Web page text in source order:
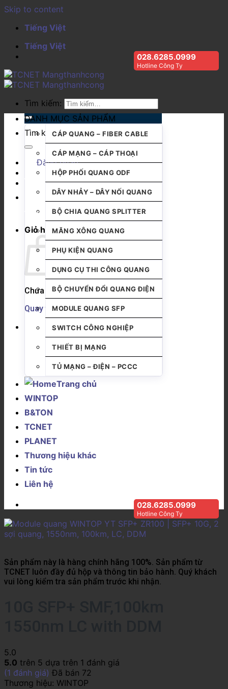
Skip to content
Tiếng Việt
Tiếng Việt
028.6285.0999
Hotline Công Ty
Tìm kiếm:
Tìm kiếm:
Đăng nhập
Giỏ hàng
Chưa có sản phẩm trong giỏ hàng.
Quay trở lại cửa hàng
DANH MỤC SẢN PHẨM
CÁP QUANG – FIBER CABLE
CÁP MẠNG – CÁP THOẠI
HỘP PHỐI QUANG ODF
DÂY NHẢY – DÂY NỐI QUANG
BỘ CHIA QUANG SPLITTER
MĂNG XÔNG QUANG
PHỤ KIỆN QUANG
DỤNG CỤ THI CÔNG QUANG
BỘ CHUYỂN ĐỔI QUANG ĐIỆN
MODULE QUANG SFP
SWITCH CÔNG NGHIỆP
THIẾT BỊ MẠNG
TỦ MẠNG – ĐIỆN – PCCC
Trang chủ
WINTOP
B&TON
TCNET
PLANET
Thương hiệu khác
Tin tức
Liên hệ
028.6285.0999
Hotline Công Ty
Sản phẩm này là hàng chính hãng 100%. Sản phẩm từ
TCNET luôn đầy đủ hộp và thông tin bảo hành. Quý khách
vui lòng kiểm tra sản phẩm trước khi nhận.
5.0
5.0 trên 5 dựa trên 1 đánh giá
(1 đánh giá) Đã bán 72
Thương hiệu: WINTOP